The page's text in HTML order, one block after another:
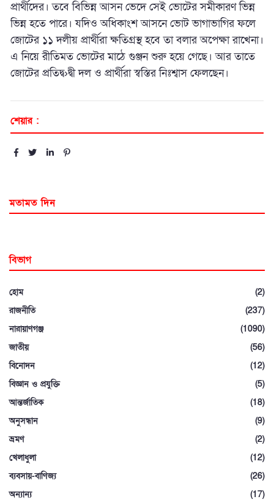
প্রার্থীদের। তবে বিভিন্ন আসন ভেদে সেই ভোটের সমীকারণ ভিন্ন
ভিন্ন হতে পারে। যদিও অধিকাংশ আসনে ভোট ভাগাভাগির ফলে
জোটের ১১ দলীয় প্রার্থীরা ক্ষতিগ্রস্থ হবে তা বলার অপেক্ষা রাখেনা।
এ নিয়ে রীতিমত ভোটের মাঠে গুঞ্জন শুরু হয়ে গেছে। আর তাতে
জোটের প্রতিদ্ব›দ্বী দল ও প্রার্থীরা স্বস্তির নিঃশ্বাস ফেলছেন।
শেয়ার :
মতামত দিন
বিভাগ
হোম
(2)
রাজনীতি
(237)
নারায়াণগঞ্জ
(1090)
জাতীয়
(56)
বিনোদন
(12)
বিজ্ঞান ও প্রযুক্তি
(5)
আন্তর্জাতিক
(18)
অনুসন্ধান
(9)
ভ্রমণ
(2)
খেলাধুলা
(12)
ব্যবসায়-বাণিজ্য
(26)
অন্যান্য
(17)